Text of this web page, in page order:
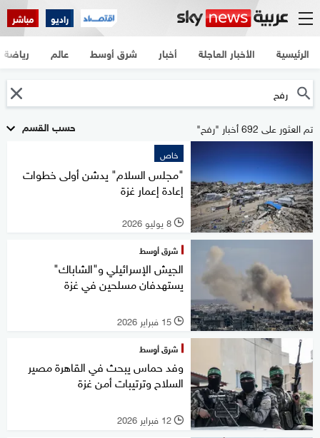
راديو مباشر
الرئيسية الأخبار العاجلة أخبار شرق أوسط عالم رياضة
حسب القسم تم العثور على 692 أخبار "رفح"
خاص
"مجلس السلام" يدشن أولى خطوات
إعادة إعمار غزة
l 8 يوليو 2026
شرق أوسط
الجيش الإسرائيلي و"الشاباك"
يستهدفان مسلحين في غزة
l 15 فبراير 2026
شرق أوسط
وفد حماس يبحث في القاهرة مصير
السلاح وترتيبات أمن غزة
l 12 فبراير 2026